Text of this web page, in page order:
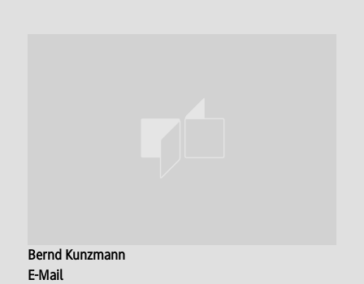
Bernd Kunzmann
E-Mail